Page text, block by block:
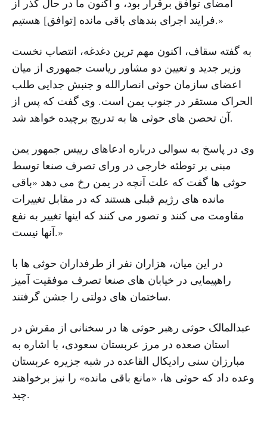
امضای توافق برقرار بود، و اکنون ما در حال گذر از
فرایند اجرای بندهای باقی مانده [توافق] هستیم.»
به گفته سقاف، اکنون مهم ترین دغدغه، انتصاب نخست
وزیر جدید و تعیین دو مشاور ریاست جمهوری از میان
اعضای سازمان حوثی انصارالله و جنبش جدایی طلب
الحراک مستقر در جنوب یمن است. وی گفت که پس از
آن تحصن های حوثی ها به تدریج برچیده خواهد شد.
وی در پاسخ به سوالی درباره ادعاهای رییس جمهور یمن
مبنی بر توطئه خارجی در ورای تصرف صنعا توسط
حوثی ها گفت که علت آنچه در یمن رخ می دهد «باقی
مانده های رژیم قبلی هستند که در مقابل تغییرات
مقاومت می کنند و تصور می کنند که اینها تغییر به نفع
آنها نیست.»
در این میان، هزاران نفر از طرفداران حوثی ها با
راهپیمایی در خیابان های صنعا تصرف موفقیت آمیز
ساختمان های دولتی را جشن گرفتند.
عبدالمالک حوثی رهبر حوثی ها در سخنانی از مقرش در
استان صعده در مرز عربستان سعودی، با اشاره به
مبارزان سنی رادیکال القاعده در شبه جزیره عربستان
وعده داد که حوثی ها، «مانع باقی مانده» را نیز برخواهند
چید.